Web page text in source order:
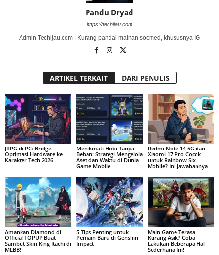
Pandu Dryad
https://techijau.com
Admin Techijau.com | Kurang pandai mainan socmed, khususnya IG
ARTIKEL TERKAIT DARI PENULIS
JRPG di PC: Bridge
Optimasi Hardware ke
Karakter Tech 2026
Menikmati Hobi Tanpa
Beban: Strategi Mengelola
Aset dan Waktu di Dunia
Game Mobile
Redmi Note 14 5G dan
Xiaomi 17 Pro Cocok
untuk Rainbow Six
Mobile? Ini Jawabannya
Amankan Diamond di
Official TOPUP Buat
Sambut Skin King Itachi di
MLBB!
5 Tips Penting untuk
Pemain Baru di Genshin
Impact
Main Game Terasa
Kurang Asik? Coba
Lakukan Beberapa Hal
Sederhana Ini!